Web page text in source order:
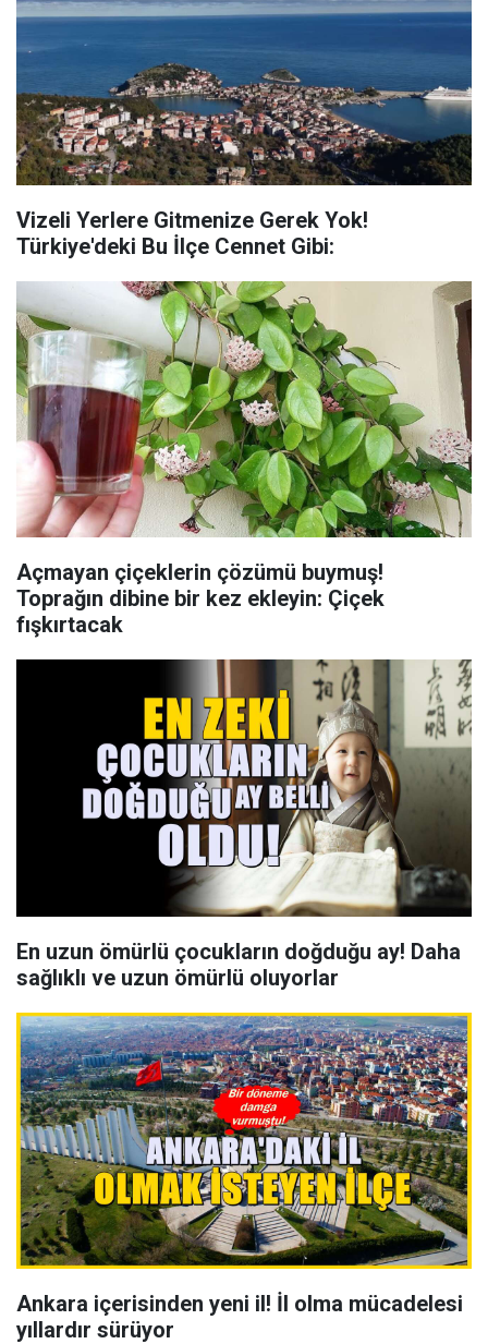
Vizeli Yerlere Gitmenize Gerek Yok!
Türkiye'deki Bu İlçe Cennet Gibi:
Açmayan çiçeklerin çözümü buymuş!
Toprağın dibine bir kez ekleyin: Çiçek
fışkırtacak
En uzun ömürlü çocukların doğduğu ay! Daha
sağlıklı ve uzun ömürlü oluyorlar
Ankara içerisinden yeni il! İl olma mücadelesi
yıllardır sürüyor